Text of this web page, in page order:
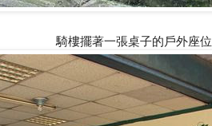
騎樓擺著一張桌子的戶外座位